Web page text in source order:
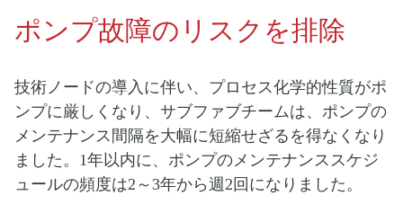
ポンプ故障のリスクを排除
技術ノードの導入に伴い、プロセス化学的性質がポ
ンプに厳しくなり、サブファブチームは、ポンプの
メンテナンス間隔を大幅に短縮せざるを得なくなり
ました。1年以内に、ポンプのメンテナンススケジ
ュールの頻度は2～3年から週2回になりました。